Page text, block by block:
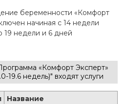
беременности «Комфорт
начиная с 14 недели
19 недели и 6 дней
«Комфорт Эксперт»
19.6 недель)" входят услуги
Название